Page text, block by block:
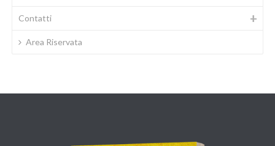
Contatti
Area Riservata